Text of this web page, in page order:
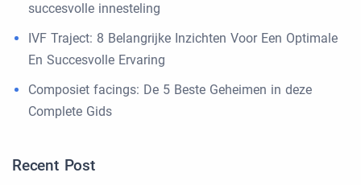
succesvolle innesteling
IVF Traject: 8 Belangrijke Inzichten Voor Een Optimale
En Succesvolle Ervaring
Composiet facings: De 5 Beste Geheimen in deze
Complete Gids
Recent Post